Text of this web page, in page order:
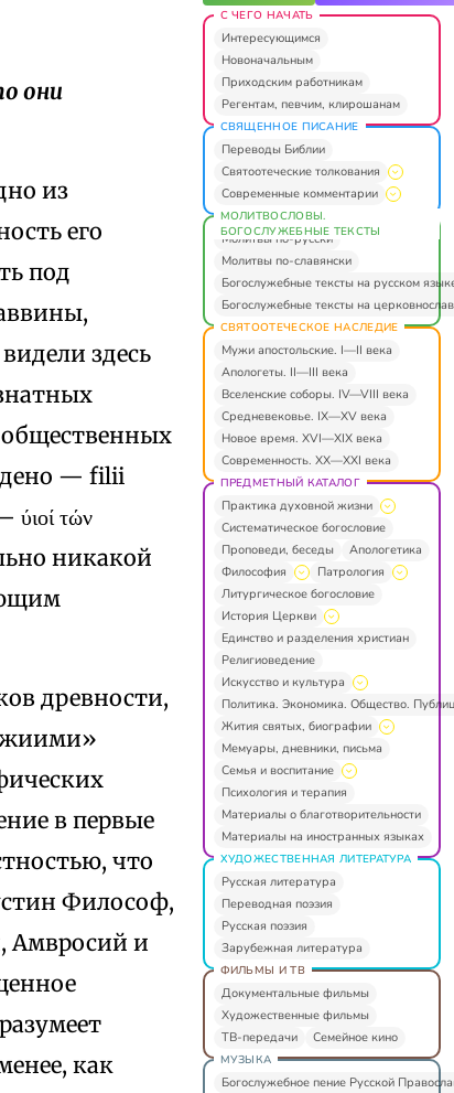
они
из
его
под
здесь
— filii
τών
никакой
древности,
в первые
что
Философ,
Амвросий и
как
С ЧЕГО НАЧАТЬ
Интересующимся
Новоначальным
Приходским работникам
Регентам, певчим, клирошанам
СВЯЩЕННОЕ ПИСАНИЕ
Переводы Библии
Святоотеческие толкования
Современные комментарии
МОЛИТВОСЛОВЫ.
БОГОСЛУЖЕБНЫЕ ТЕКСТЫ
Молитвы по-русски
Молитвы по-славянски
Богослужебные тексты на русском
Богослужебные тексты на
СВЯТООТЕЧЕСКОЕ НАСЛЕДИЕ
Мужи апостольские. I—II века
Апологеты. II—III века
Вселенские соборы. IV—VIII века
Средневековье. IX—XV века
Новое время. XVI—XIX века
Современность. XX—XXI века
ПРЕДМЕТНЫЙ КАТАЛОГ
Практика духовной жизни
Систематическое богословие
Проповеди, беседы
Апологетика
Философия
Патрология
Литургическое богословие
История Церкви
Единство и разделения христиан
Религиоведение
Искусство и культура
Политика. Экономика. Общество.
Жития святых, биографии
Мемуары, дневники, письма
Семья и воспитание
Психология и терапия
Материалы о благотворительности
Материалы на иностранных языках
ХУДОЖЕСТВЕННАЯ ЛИТЕРАТУРА
Русская литература
Переводная поэзия
Русская поэзия
Зарубежная литература
ФИЛЬМЫ И ТВ
Документальные фильмы
Художественные фильмы
ТВ-передачи
Семейное кино
МУЗЫКА
Богослужебное пение Русской